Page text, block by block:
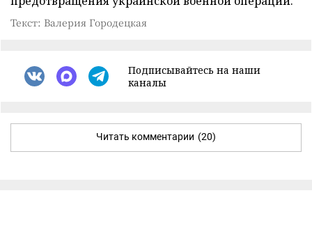
Текст: Валерия Городецкая
Подписывайтесь на наши
каналы
Читать комментарии (20)